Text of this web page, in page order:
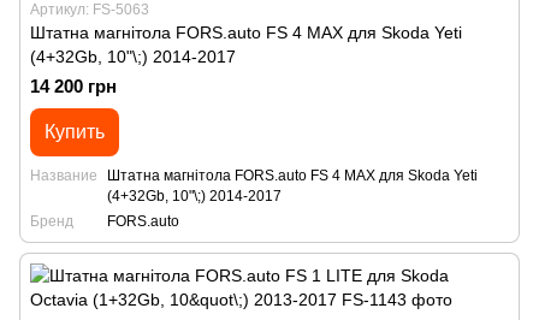
Артикул: FS-5063
Штатна магнітола FORS.auto FS 4 MAX для Skoda Yeti
(4+32Gb, 10"\;) 2014-2017
14 200 грн
Купить
Название
Штатна магнітола FORS.auto FS 4 MAX для Skoda Yeti
(4+32Gb, 10"\;) 2014-2017
Бренд
FORS.auto